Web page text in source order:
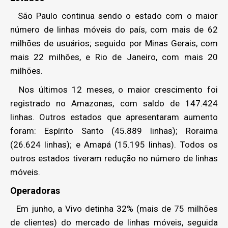
São Paulo continua sendo o estado com o maior
número de linhas móveis do país, com mais de 62
milhões de usuários; seguido por Minas Gerais, com
mais 22 milhões, e Rio de Janeiro, com mais 20
milhões.
Nos últimos 12 meses, o maior crescimento foi
registrado no Amazonas, com saldo de 147.424
linhas. Outros estados que apresentaram aumento
foram: Espírito Santo (45.889 linhas); Roraima
(26.624 linhas); e Amapá (15.195 linhas). Todos os
outros estados tiveram redução no número de linhas
móveis.
Operadoras
Em junho, a Vivo detinha 32% (mais de 75 milhões
de clientes) do mercado de linhas móveis, seguida